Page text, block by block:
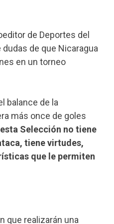
de Deportes del
de que Nicaragua
en un torneo
balance de la
más once de goles
esta Selección no tiene
tiene virtudes,
que le permiten
que realizarán una